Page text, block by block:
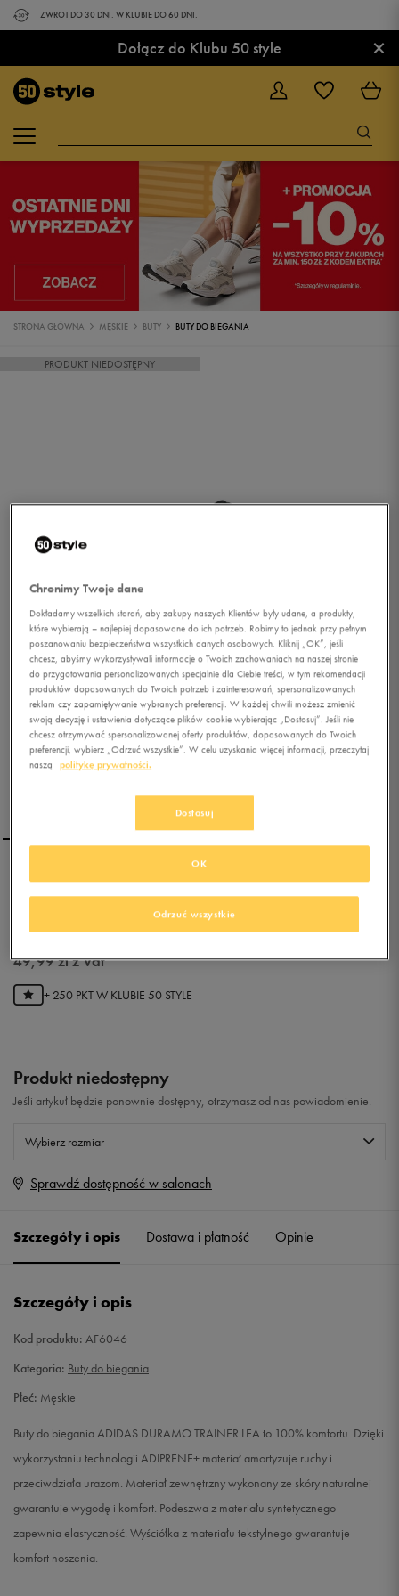
ZWROT DO 30 DNI. W KLUBIE DO 60 DNI.
Dołącz do Klubu 50 style ×
STRONA GŁÓWNA MĘSKIE BUTY BUTY DO BIEGANIA
PRODUKT NIEDOSTĘPNY
ADIDAS DURAMO
TRAINER LEA
49,99złz Vat
+ 250 PKT W KLUBIE 50 STYLE
Produkt niedostępny
Jeśli artykuł będzie ponownie dostępny, otrzymasz od nas powiadomienie.
Wybierz rozmiar
Rozmiary EU
41 1/3
43 1/3 27,5 cm
44
44 2/3 28,5 cm Powiadom o dostępności
29 cm
29,5 cm Powiadom o dostępności
Sprawdź dostępność w salonach
Szczegóły i opis Dostawa i płatność Opinie
Szczegóły i opis
Kod produktu: AF6046
Kategoria: Buty do biegania
Płeć: Męskie
Buty do biegania ADIDAS DURAMO TRAINER LEA to 100% komfortu. Dzięki
wykorzystaniu technologii ADIPRENE+ materiał amortyzuje ruchy i
przeciwdziała urazom. Materiał zewnętrzny wykonany ze skóry naturalnej
gwarantuje wygodę i komfort. Podeszwa z materiału syntetycznego
zapewnia elastyczność. Wyściółka z materiału tekstylnego gwarantuje
komfort noszenia.
Chronimy Twoje dane
Dokładamy wszelkich starań, aby zakupy naszych Klientów były udane, a produkty,
które wybierają – najlepiej dopasowane do ich potrzeb. Robimy to jednak przy pełnym
poszanowaniu bezpieczeństwa wszystkich danych osobowych. Kliknij „OK”, jeśli
chcesz, abyśmy wykorzystywali informacje o Twoich zachowaniach na naszej stronie
do przygotowania personalizowanych specjalnie dla Ciebie treści, w tym rekomendacji
produktów dopasowanych do Twoich potrzeb i zainteresowań, spersonalizowanych
reklam czy zapamiętywanie wybranych preferencji. W każdej chwili możesz zmienić
swoją decyzję i ustawienia dotyczące plików cookie wybierając „Dostosuj”. Jeśli nie
chcesz otrzymywać spersonalizowanej oferty produktów, dopasowanych do Twoich
preferencji, wybierz „Odrzuć wszystkie”. W celu uzyskania więcej informacji, przeczytaj
naszą
politykę prywatności.
Dostosuj
Odrzuć wszystkie
OK